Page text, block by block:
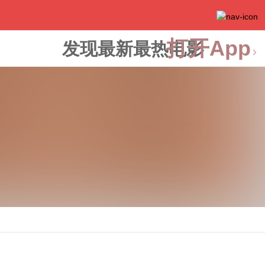
发现最新最热电影打开App